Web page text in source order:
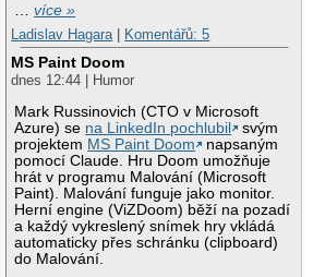
…více »
Ladislav Hagara
Komentářů: 5
MS Paint Doom
dnes 12:44 | Humor
Mark Russinovich (CTO v Microsoft
Azure) se na LinkedIn pochlubil
svým
projektem MS Paint Doom
napsaným
pomocí Claude. Hru Doom umožňuje
hrát v programu Malování (Microsoft
Paint). Malování funguje jako monitor.
Herní engine (ViZDoom) běží na pozadí
a každý vykreslený snímek hry vkládá
automaticky přes schránku (clipboard)
do Malování.